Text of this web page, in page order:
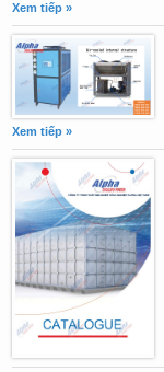
Xem tiếp »
Xem tiếp »